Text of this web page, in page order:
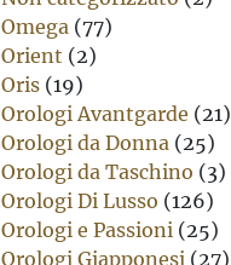
Omega (77)
Orient (2)
Oris (19)
Orologi Avantgarde (21)
Orologi da Donna (25)
Orologi da Taschino (3)
Orologi Di Lusso (126)
Orologi e Passioni (25)
Orologi Giapponesi (27)